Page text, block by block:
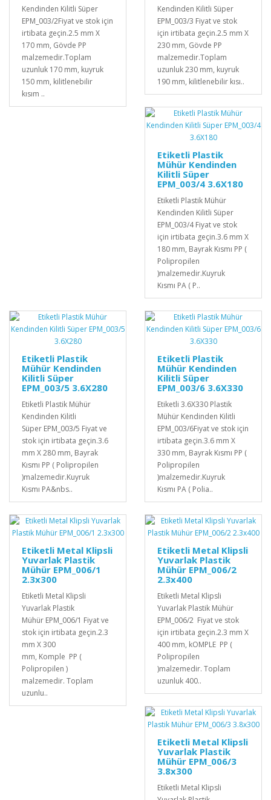
Kendinden Kilitli Süper
EPM_003/2Fiyat ve stok için
irtibata geçin.2.5 mm X
170 mm, Gövde PP
malzemedir.Toplam
uzunluk 170 mm, kuyruk
150 mm, kilitlenebilir
kısım ..
Kendinden Kilitli Süper
EPM_003/3 Fiyat ve stok
için irtibata geçin.2.5 mm X
230 mm, Gövde PP
malzemedir.Toplam
uzunluk 230 mm, kuyruk
190 mm, kilitlenebilir kısı..
Etiketli Plastik
Mühür Kendinden
Kilitli Süper
EPM_003/4 3.6X180
Etiketli Plastik Mühür
Kendinden Kilitli Süper
EPM_003/4 Fiyat ve stok
için irtibata geçin.3.6 mm X
180 mm, Bayrak Kısmı PP (
Polipropilen
)malzemedir.Kuyruk
Kısmı PA ( P..
Etiketli Plastik
Mühür Kendinden
Kilitli Süper
EPM_003/5 3.6X280
Etiketli Plastik Mühür
Kendinden Kilitli
Süper EPM_003/5 Fiyat ve
stok için irtibata geçin.3.6
mm X 280 mm, Bayrak
Kısmı PP ( Polipropilen
)malzemedir.Kuyruk
Kısmı PA&nbs..
Etiketli Plastik
Mühür Kendinden
Kilitli Süper
EPM_003/6 3.6X330
Etiketli 3.6X330 Plastik
Mühür Kendinden Kilitli
EPM_003/6Fiyat ve stok için
irtibata geçin.3.6 mm X
330 mm, Bayrak Kısmı PP (
Polipropilen
)malzemedir.Kuyruk
Kısmı PA ( Polia..
Etiketli Metal Klipsli
Yuvarlak Plastik
Mühür EPM_006/1
2.3x300
Etiketli Metal Klipsli
Yuvarlak Plastik
Mühür EPM_006/1 Fiyat ve
stok için irtibata geçin.2.3
mm X 300
mm, Komple PP (
Polipropilen )
malzemedir. Toplam
uzunlu..
Etiketli Metal Klipsli
Yuvarlak Plastik
Mühür EPM_006/2
2.3x400
Etiketli Metal Klipsli
Yuvarlak Plastik Mühür
EPM_006/2 Fiyat ve stok
için irtibata geçin.2.3 mm X
400 mm, kOMPLE PP (
Polipropilen
)malzemedir. Toplam
uzunluk 400..
Etiketli Metal Klipsli
Yuvarlak Plastik
Mühür EPM_006/3
3.8x300
Etiketli Metal Klipsli